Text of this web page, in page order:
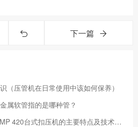
下一篇
（压管机在日常使用中该如何保养）
属软管指的是哪种管？
玛努利GOLDENCRIMP 420台式扣压机的主要特点及技术参数